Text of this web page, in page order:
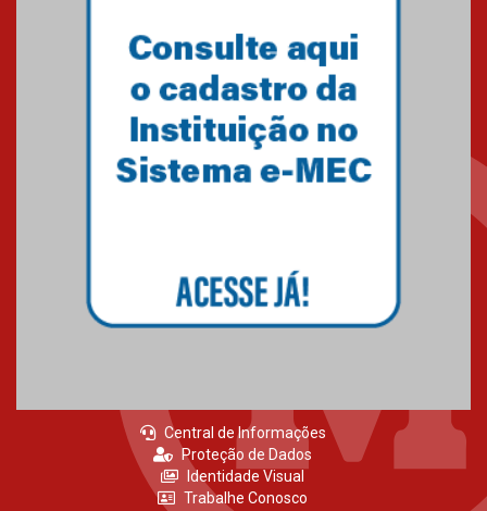
Primeiro culto do ano ressalta o
27.02.2026
Central de Informações
Proteção de Dados
Identidade Visual
Trabalhe Conosco